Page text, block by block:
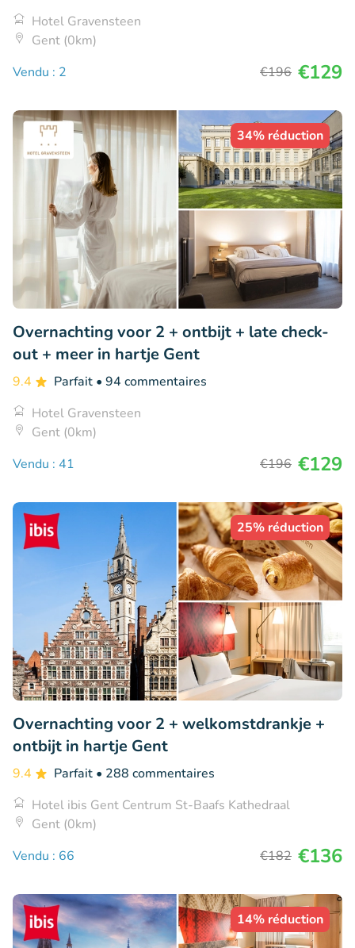
Hotel Gravensteen
Gent (0km)
Vendu : 2
€196 €129
34% réduction
Overnachting voor 2 + ontbijt + late check-
out + meer in hartje Gent
9.4 Parfait • 94 commentaires
Hotel Gravensteen
Gent (0km)
Vendu : 41
€196 €129
25% réduction
Overnachting voor 2 + welkomstdrankje +
ontbijt in hartje Gent
9.4 Parfait • 288 commentaires
Hotel ibis Gent Centrum St-Baafs Kathedraal
Gent (0km)
Vendu : 66
€182 €136
14% réduction